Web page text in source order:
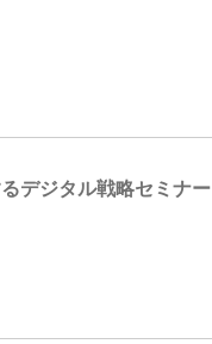
デジタル戦略セミナー